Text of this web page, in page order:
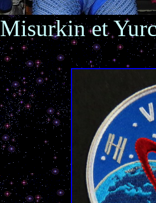
Misurkin et